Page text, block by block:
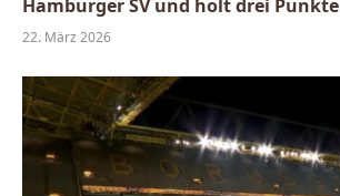
Hamburger SV und holt drei Punkte
22. März 2026